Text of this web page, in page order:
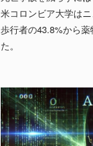
米コロンビア大学は
歩行者の43.8%から
た。